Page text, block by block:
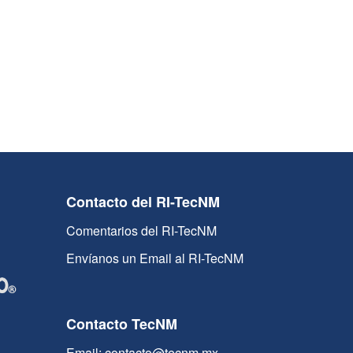
Contacto del RI-TecNM
Comentarios del RI-TecNM
Envíanos un Email al RI-TecNM
Contacto TecNM